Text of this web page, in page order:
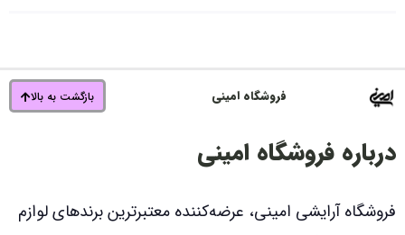
فروشگاه امینی بازگشت به بالا
درباره فروشگاه امینی
فروشگاه آرایشی امینی، عرضه‌کننده معتبرترین برندهای لوازم